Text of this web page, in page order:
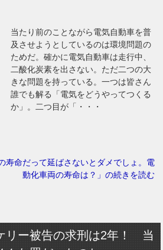
当たり前のことながら電気自動車を普
及させようとしているのは環境問題の
ためだ。確かに電気自動車は走行中、
二酸化炭素を出さない。ただ二つの大
きな問題を持っている。一つは皆さん
誰でも解る「電気をどうやってつくる
か」。二つ目が「・・・
寿命だって延ばさないとダメでしょ。電
動化車両の寿命は？」の続きを読む
リー被告の求刑は2年！ 当